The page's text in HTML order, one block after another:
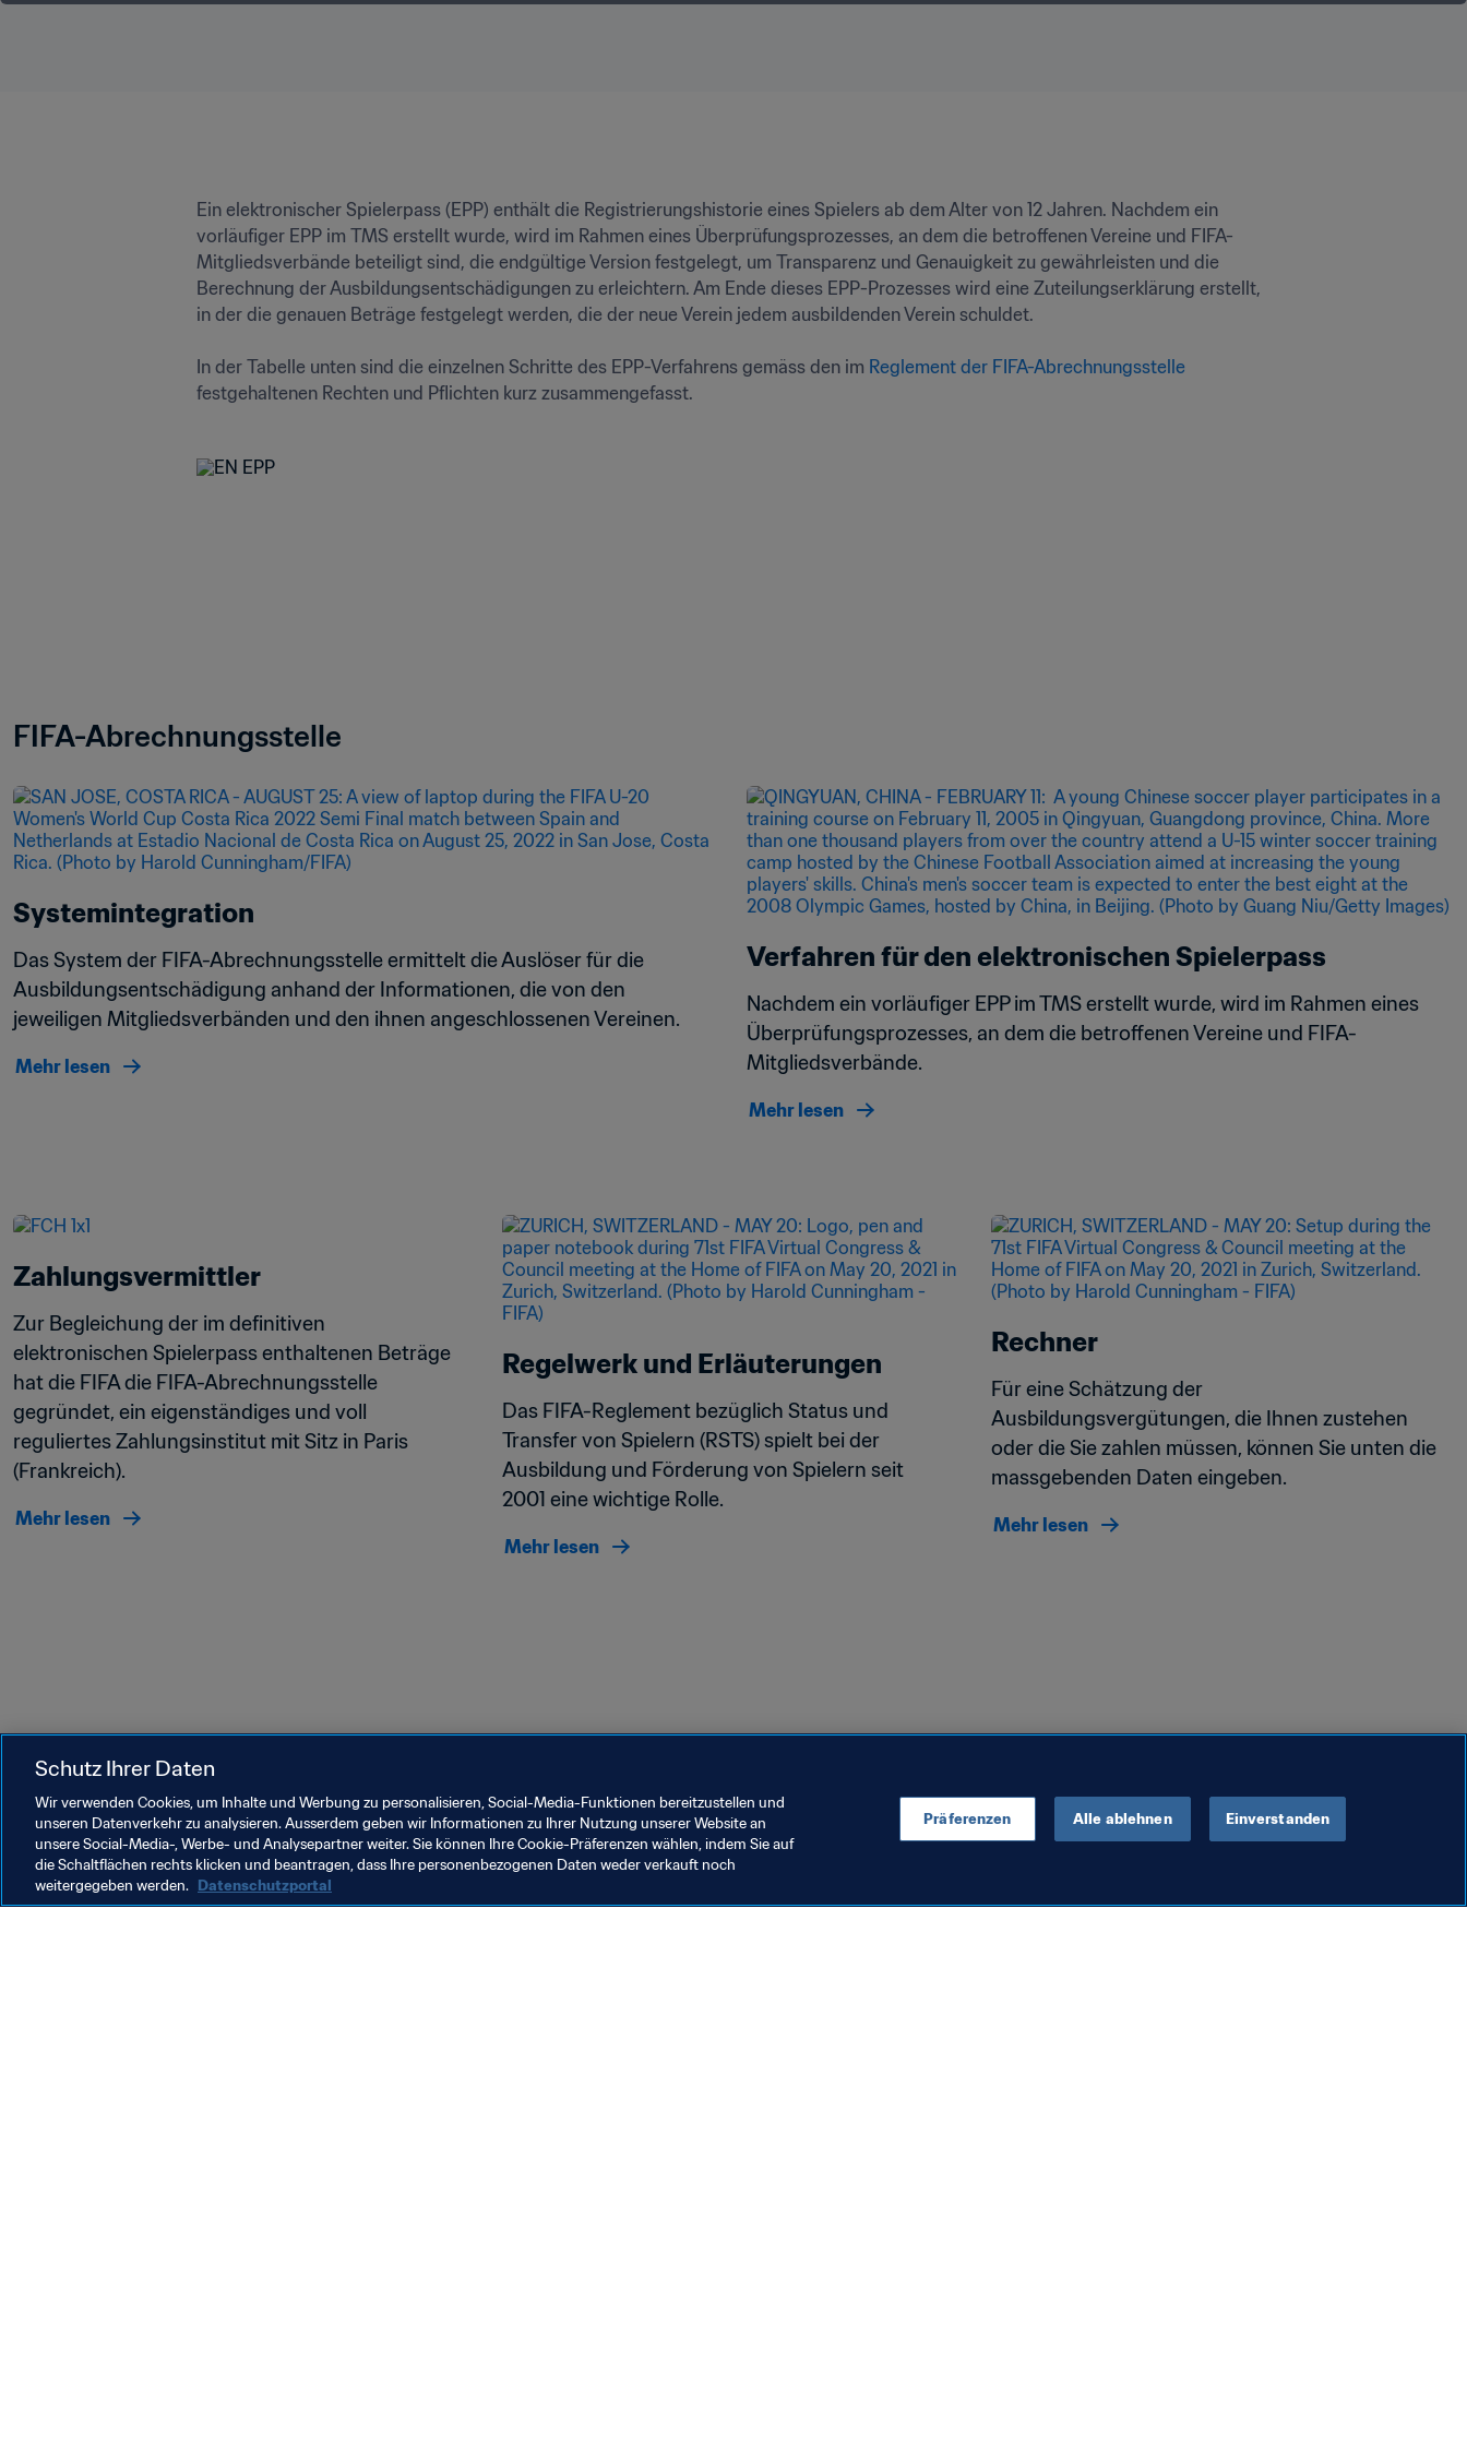
Ein elektronischer Spielerpass (EPP) enthält die Registrierungshistorie eines Spielers ab dem Alter von 12 Jahren. Nachdem ein
vorläufiger EPP im TMS erstellt wurde, wird im Rahmen eines Überprüfungsprozesses, an dem die betroffenen Vereine und FIFA-
Mitgliedsverbände beteiligt sind, die endgültige Version festgelegt, um Transparenz und Genauigkeit zu gewährleisten und die
Berechnung der Ausbildungsentschädigungen zu erleichtern. Am Ende dieses EPP-Prozesses wird eine Zuteilungserklärung erstellt,
in der die genauen Beträge festgelegt werden, die der neue Verein jedem ausbildenden Verein schuldet.
In der Tabelle unten sind die einzelnen Schritte des EPP-Verfahrens gemäss den im Reglement der FIFA-Abrechnungsstelle
festgehaltenen Rechten und Pflichten kurz zusammengefasst.
FIFA-Abrechnungsstelle
Systemintegration
Das System der FIFA-Abrechnungsstelle ermittelt die Auslöser für die
Ausbildungsentschädigung anhand der Informationen, die von den
jeweiligen Mitgliedsverbänden und den ihnen angeschlossenen Vereinen.
Mehr lesen
Verfahren für den elektronischen Spielerpass
Nachdem ein vorläufiger EPP im TMS erstellt wurde, wird im Rahmen eines
Überprüfungsprozesses, an dem die betroffenen Vereine und FIFA-
Mitgliedsverbände.
Mehr lesen
Zahlungsvermittler
Zur Begleichung der im definitiven
elektronischen Spielerpass enthaltenen Beträge
hat die FIFA die FIFA-Abrechnungsstelle
gegründet, ein eigenständiges und voll
reguliertes Zahlungsinstitut mit Sitz in Paris
(Frankreich).
Mehr lesen
Regelwerk und Erläuterungen
Das FIFA-Reglement bezüglich Status und
Transfer von Spielern (RSTS) spielt bei der
Ausbildung und Förderung von Spielern seit
2001 eine wichtige Rolle.
Mehr lesen
Rechner
Für eine Schätzung der
Ausbildungsvergütungen, die Ihnen zustehen
oder die Sie zahlen müssen, können Sie unten die
massgebenden Daten eingeben.
Mehr lesen
Zuletzt aktualisiert: Donnerstag, 13. Februar 2025 um 17:52
Schutz Ihrer Daten
Wir verwenden Cookies, um Inhalte und Werbung zu personalisieren, Social-Media-Funktionen bereitzustellen und
unseren Datenverkehr zu analysieren. Ausserdem geben wir Informationen zu Ihrer Nutzung unserer Website an
unsere Social-Media-, Werbe- und Analysepartner weiter. Sie können Ihre Cookie-Präferenzen wählen, indem Sie auf
die Schaltflächen rechts klicken und beantragen, dass Ihre personenbezogenen Daten weder verkauft noch
weitergegeben werden. Datenschutzportal
Präferenzen Alle ablehnen Einverstanden